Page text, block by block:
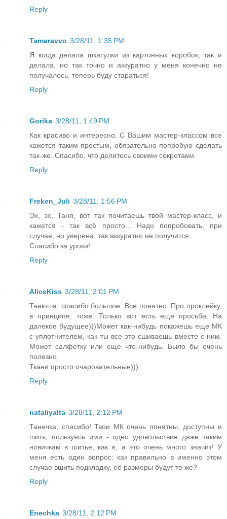
Reply
Tamaravvo 3/28/11, 1:35 PM
Я когда делала шкатулки из картонных коробок, так и
делала, но так точно и аккуратно у меня конечно не
получалось. теперь буду стараться!
Reply
Gorika 3/28/11, 1:49 PM
Как красиво и интересно. С Вашим мастер-классом все
кажется таким простым, обязательно попробую сделать
так-же. Спасибо, что делитесь своими секретами.
Reply
Freken_Juli 3/28/11, 1:56 PM
Эх, эх, Таня, вот так почитаешь твой мастер-класс, и
кажется - так всё просто... Надо попробовать, при
случае, но уверена, так аккуратно не получится.
Спасибо за уроки!
Reply
AliceKiss 3/28/11, 2:01 PM
Танюша, спасибо большое. Все понятно. Про проклейку,
в принципе, тоже. Только вот есть еще просьба. На
далекое будущее)))Может как-нибудь покажешь еще МК
с уплотнителем, как ты все это сшиваешь вместе с ним.
Может салфетку или еще что-нибудь. Было бы очень
полезно.
Ткани просто очаровательные)))
Reply
nataliyalta 3/28/11, 2:12 PM
Танечка, спасибо! Твои МК очень понятны, доступны и
шить, пользуясь ими - одно удовольствие даже таким
новичкам в шитье, как я, а это очень много значит! У
меня есть один вопрос: как правильно в именно этом
случае вшить подкладку, её размеры будут те же?
Reply
Enechka 3/28/11, 2:12 PM